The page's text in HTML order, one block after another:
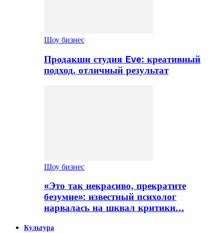
Шоу бизнес
Продакшн студия Eve: креативный
подход, отличный результат
Шоу бизнес
«Это так некрасиво, прекратите
безумие»: известный психолог
нарвалась на шквал критики…
Культура